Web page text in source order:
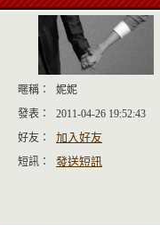
暱稱：
妮妮
發表：
2011-04-26 19:52:43
好友：
加入好友
短訊： 發送短訊